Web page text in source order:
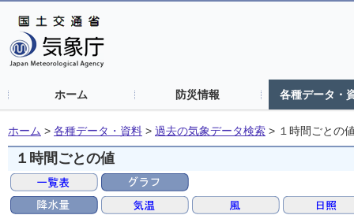
ホーム 防災情報 各種データ・
ホーム > 各種データ・資料 > 過去の気象データ検索 > １時間ごとの
１時間ごとの値